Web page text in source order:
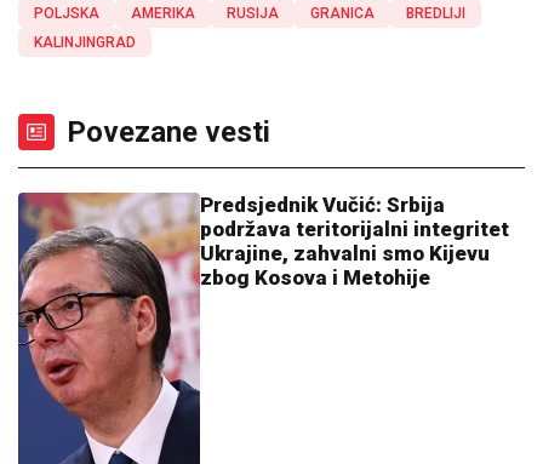
POLJSKA AMERIKA RUSIJA GRANICA
BREDLIJI
KALINJINGRAD
Povezane vesti
Predsjednik Vučić: Srbija
podržava teritorijalni integritet
Ukrajine, zahvalni smo Kijevu
zbog Kosova i Metohije